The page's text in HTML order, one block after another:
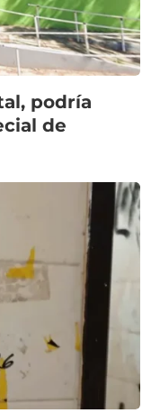
podría
de